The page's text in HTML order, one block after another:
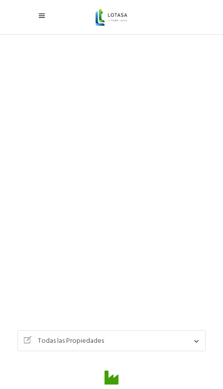
Todas las Propiedades